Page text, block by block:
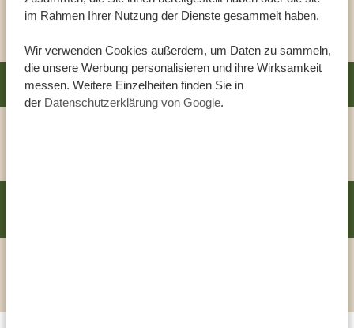
im Rahmen Ihrer Nutzung der Dienste gesammelt haben.
Wir verwenden Cookies außerdem, um Daten zu sammeln,
die unsere Werbung personalisieren und ihre Wirksamkeit
messen. Weitere Einzelheiten finden Sie in
der Datenschutzerklärung von Google.
HOTEL ANZEIGEN
GIRAFFE MANOR TANZANIA